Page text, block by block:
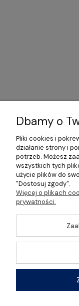
©2026 Wszelkie
Wyposażenie
Dbamy o
Pliki cookies i
działanie strony i
potrzeb. Możesz
wszystkich tych
użycie plików do
"Dostosuj zgody".
Więcej o plikach
prywatności.